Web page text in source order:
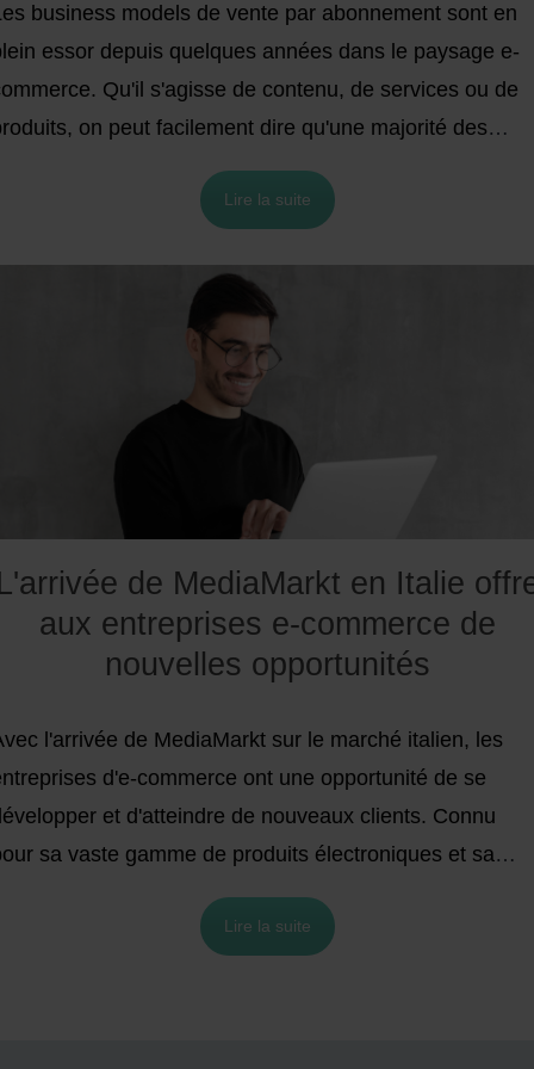
business models de vente par abonnement sont en
essor depuis quelques années dans le paysage e-
Qu'il s'agisse de contenu, de services ou de
on peut facilement dire qu'une majorité des
et acheteurs ont au moins un abonnement en
ou en ont eu un. Oui, vos comptes Netflix ou
box produits par abonnement et sur les mesures à
en matière de e-logistique et traitement des
Principales raisons, défis et conseils
nous couvrons tout.
Lire la suite
de MediaMarkt en Italie
aux entreprises e-commerce de
nouvelles opportunités
l'arrivée de MediaMarkt sur le marché italien, les
d'e-commerce ont une opportunité de se
et d'atteindre de nouveaux clients. Connu
sa vaste gamme de produits électroniques et sa
établie dans toute l'Europe, MediaMarkt offre
plateforme solide pour entrer en contact avec les
Lire la suite